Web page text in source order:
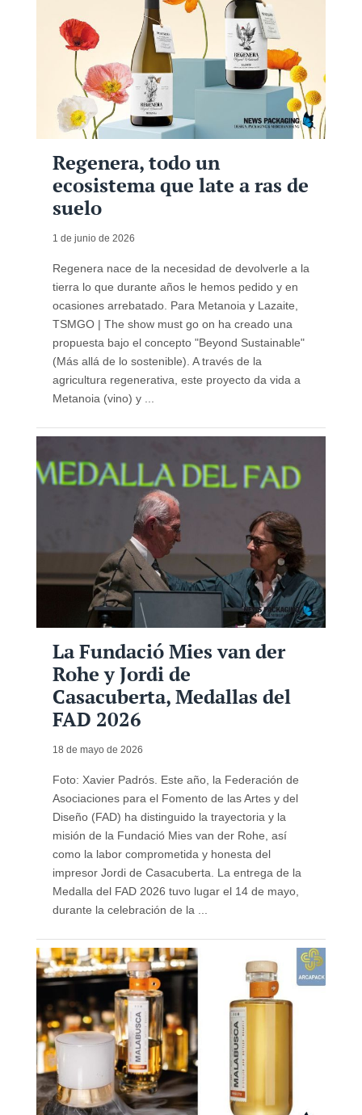
Regenera, todo un
ecosistema que late a ras de
suelo
1 de junio de 2026
Regenera nace de la necesidad de devolverle a la
tierra lo que durante años le hemos pedido y en
ocasiones arrebatado. Para Metanoia y Lazaite,
TSMGO | The show must go on ha creado una
propuesta bajo el concepto "Beyond Sustainable"
(Más allá de lo sostenible). A través de la
agricultura regenerativa, este proyecto da vida a
Metanoia (vino) y ...
La Fundació Mies van der
Rohe y Jordi de
Casacuberta, Medallas del
FAD 2026
18 de mayo de 2026
Foto: Xavier Padrós. Este año, la Federación de
Asociaciones para el Fomento de las Artes y del
Diseño (FAD) ha distinguido la trayectoria y la
misión de la Fundació Mies van der Rohe, así
como la labor comprometida y honesta del
impresor Jordi de Casacuberta. La entrega de la
Medalla del FAD 2026 tuvo lugar el 14 de mayo,
durante la celebración de la ...